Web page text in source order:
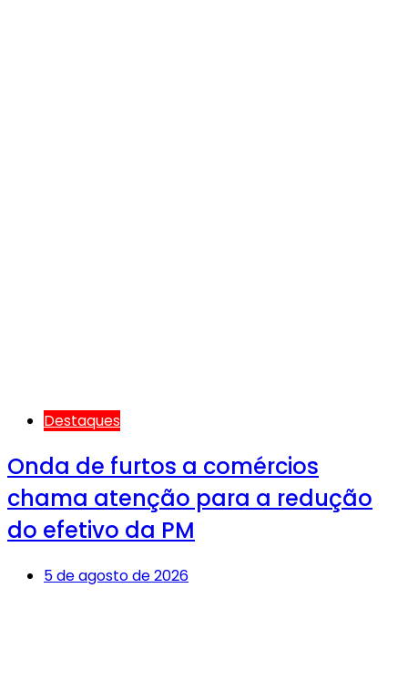
Destaques
Onda de furtos a comércios
chama atenção para a redução
do efetivo da PM
5 de agosto de 2026